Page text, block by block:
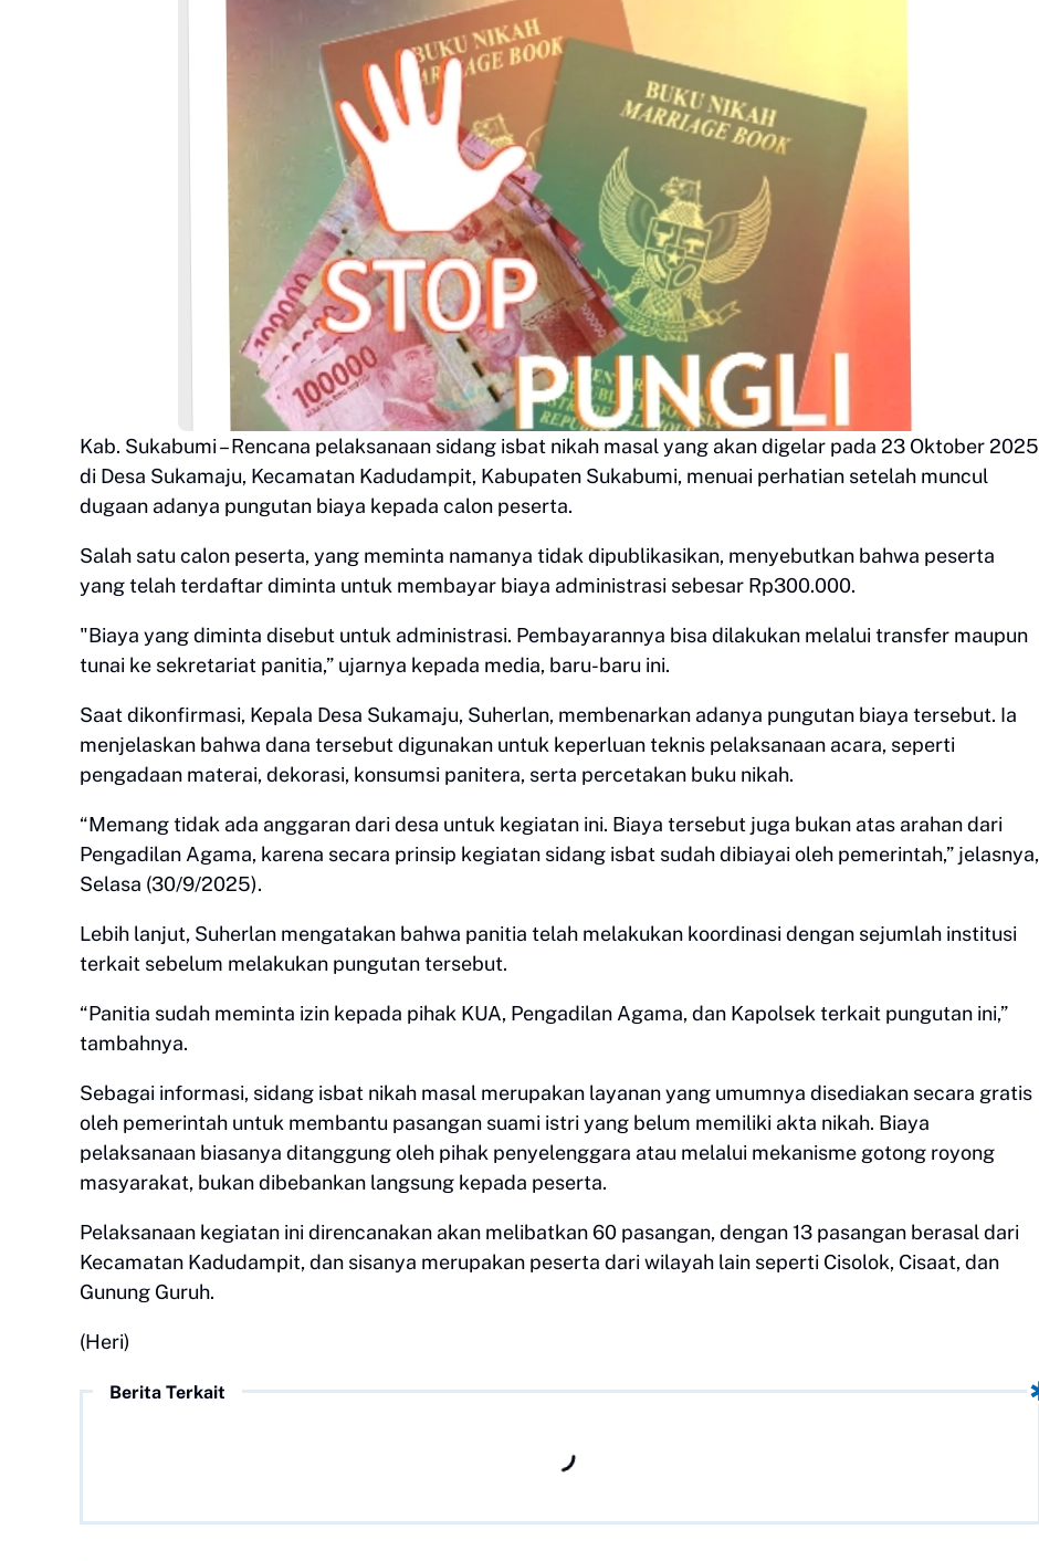
Kab. Sukabumi – Rencana pelaksanaan sidang isbat nikah masal yang akan digelar pada 23 Oktober 2025
di Desa Sukamaju, Kecamatan Kadudampit, Kabupaten Sukabumi, menuai perhatian setelah muncul
dugaan adanya pungutan biaya kepada calon peserta.
Salah satu calon peserta, yang meminta namanya tidak dipublikasikan, menyebutkan bahwa peserta
yang telah terdaftar diminta untuk membayar biaya administrasi sebesar Rp300.000.
"Biaya yang diminta disebut untuk administrasi. Pembayarannya bisa dilakukan melalui transfer maupun
tunai ke sekretariat panitia,” ujarnya kepada media, baru-baru ini.
Saat dikonfirmasi, Kepala Desa Sukamaju, Suherlan, membenarkan adanya pungutan biaya tersebut. Ia
menjelaskan bahwa dana tersebut digunakan untuk keperluan teknis pelaksanaan acara, seperti
pengadaan materai, dekorasi, konsumsi panitera, serta percetakan buku nikah.
“Memang tidak ada anggaran dari desa untuk kegiatan ini. Biaya tersebut juga bukan atas arahan dari
Pengadilan Agama, karena secara prinsip kegiatan sidang isbat sudah dibiayai oleh pemerintah,” jelasnya,
Selasa (30/9/2025).
Lebih lanjut, Suherlan mengatakan bahwa panitia telah melakukan koordinasi dengan sejumlah institusi
terkait sebelum melakukan pungutan tersebut.
“Panitia sudah meminta izin kepada pihak KUA, Pengadilan Agama, dan Kapolsek terkait pungutan ini,”
tambahnya.
Sebagai informasi, sidang isbat nikah masal merupakan layanan yang umumnya disediakan secara gratis
oleh pemerintah untuk membantu pasangan suami istri yang belum memiliki akta nikah. Biaya
pelaksanaan biasanya ditanggung oleh pihak penyelenggara atau melalui mekanisme gotong royong
masyarakat, bukan dibebankan langsung kepada peserta.
Pelaksanaan kegiatan ini direncanakan akan melibatkan 60 pasangan, dengan 13 pasangan berasal dari
Kecamatan Kadudampit, dan sisanya merupakan peserta dari wilayah lain seperti Cisolok, Cisaat, dan
Gunung Guruh.
(Heri)
Berita Terkait